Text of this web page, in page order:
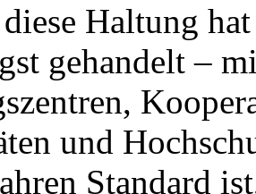
Haltung
gehandelt –
und
Standard